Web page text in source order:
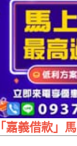
「嘉義借款」